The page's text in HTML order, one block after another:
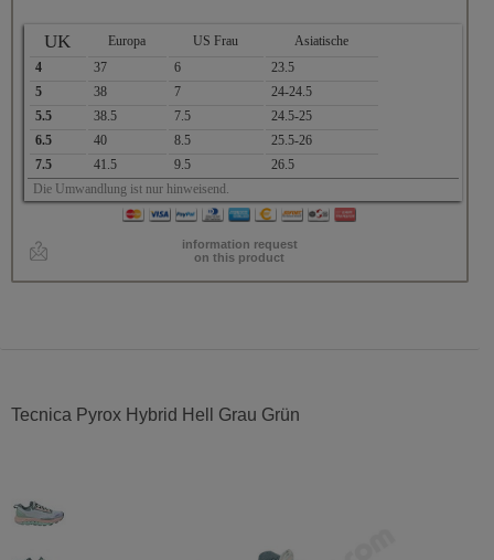
UK Europa US Frau
Asiatische
4
37 6
23.5
5
38 7
24-24.5
5.5
38.5 7.5
24.5-25
6.5
40 8.5
25.5-26
7.5
41.5 9.5
26.5
Die Umwandlung ist nur hinweisend.
information request
on this product
Tecnica Pyrox Hybrid Hell Grau Grün